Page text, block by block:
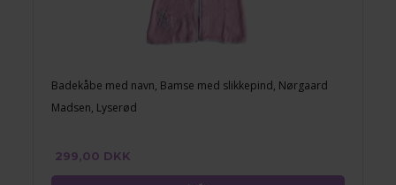
Badekåbe med navn, Bamse med slikkepind, Nørgaard
Madsen, Lyserød
299,00 DKK